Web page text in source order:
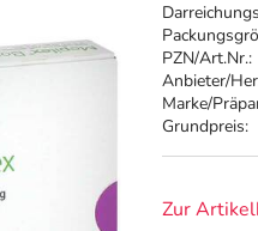
PZN/Art.Nr.:
Anbieter/
Marke/
Grundpreis:
Zur